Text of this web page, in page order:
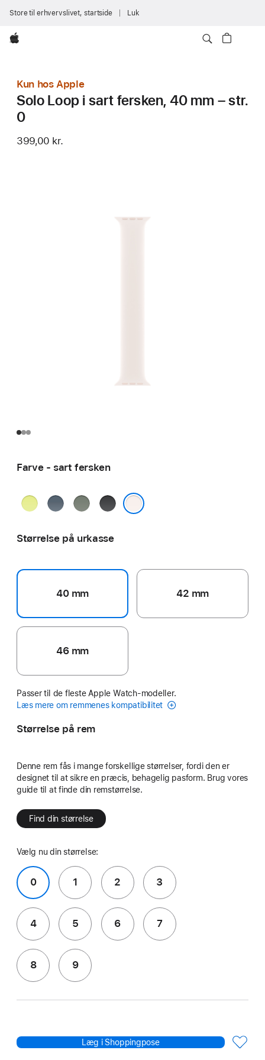
Store til erhvervslivet, startside Luk
Apple
Kun hos Apple
Solo Loop i sart fersken, 40 mm – str.
0
399,00 kr.
Farve - sart fersken
neongulstålblågrågrønsort
Størrelse på urkasse
40 mm 42 mm
46 mm
Passer til de fleste Apple Watch-modeller.
Læs mere om remmenes kompatibilitet
Størrelse på rem
Denne rem fås i mange forskellige størrelser, fordi den er
designet til at sikre en præcis, behagelig pasform. Brug vores
guide til at finde din remstørrelse.
Find din størrelse
Vælg nu din størrelse:
0 1 2 3
4 5 6 7
8 9
Læg i Shoppingpose